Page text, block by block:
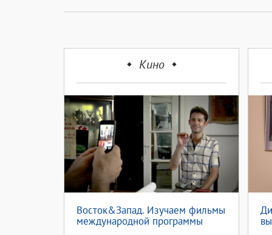
Кино
Восток&Запад. Изучаем фильмы
международной программы